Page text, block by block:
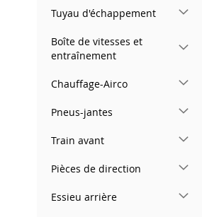
Tuyau d'échappement
Boîte de vitesses et
entraînement
Chauffage-Airco
Pneus-jantes
Train avant
Pièces de direction
Essieu arrière